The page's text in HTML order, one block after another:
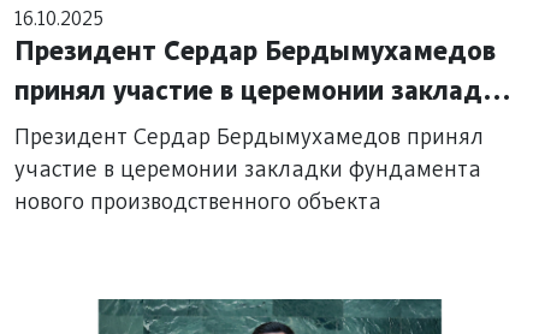
16.10.2025
Президент Сердар Бердымухамедов
принял участие в церемонии закладки
фундамента нового
производственного объекта
Президент Сердар Бердымухамедов принял
участие в церемонии закладки фундамента
нового производственного объекта